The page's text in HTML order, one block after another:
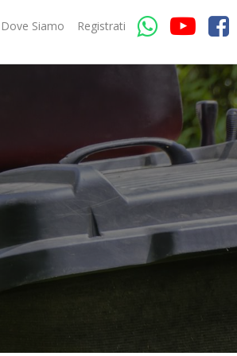
Dove Siamo Registrati